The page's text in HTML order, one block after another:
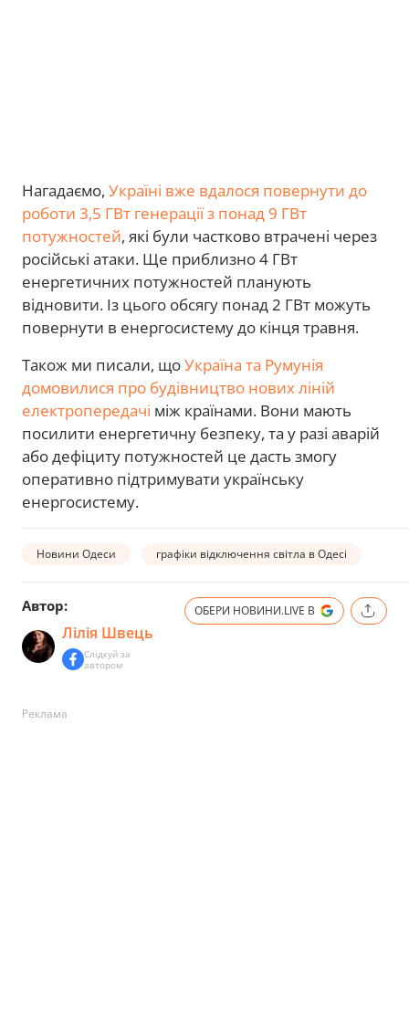
Нагадаємо, Україні вже вдалося повернути до
роботи 3,5 ГВт генерації з понад 9 ГВт
потужностей, які були частково втрачені через
російські атаки. Ще приблизно 4 ГВт
енергетичних потужностей планують
відновити. Із цього обсягу понад 2 ГВт можуть
повернути в енергосистему до кінця травня.
Також ми писали, щоУкраїна та Румунія
домовилися про будівництво нових ліній
електропередачі між країнами. Вони мають
посилити енергетичну безпеку, та у разі аварій
або дефіциту потужностей це дасть змогу
оперативно підтримувати українську
енергосистему.
Новини Одеси графіки відключення світла в Одесі
Автор:
Лілія Швець
Слідкуй за
автором
ОБЕРИ НОВИНИ.LIVE В
Реклама